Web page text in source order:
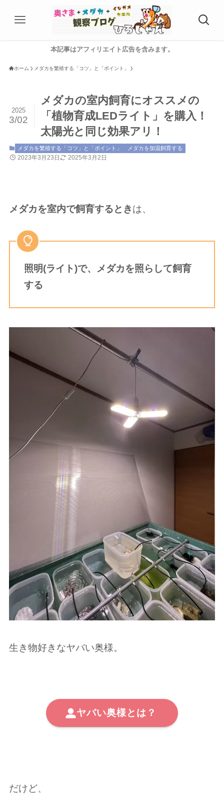
本記事はアフィリエイト広告を含みます。
ホーム メダカを繁殖する「コツ」と「ポイント」
メダカの室内飼育にオススメの
「植物育成LEDライト」を購入！
太陽光と同じ効果アリ！
2025
3/02
メダカを繁殖する「コツ」と「ポイント」 メダカを加温飼育する
2023年3月23日 2025年3月2日
メダカを室内で飼育するときは、
照明(ライト)で、メダカを照らして飼育
する
生き物好きなヤバい奥様。
ヤバい奥様とは？
だけど、